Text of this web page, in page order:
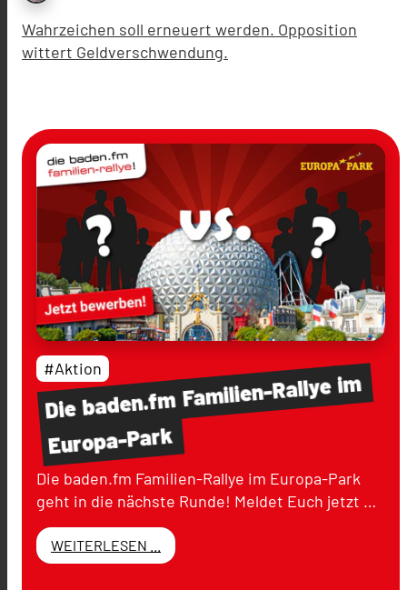
Wahrzeichen soll erneuert werden. Opposition
wittert Geldverschwendung.
Diebaden.fmFamilien-Rallyeim
Europa-Park
#Aktion
Die baden.fm Familien-Rallye im Europa-Park
geht in die nächste Runde! Meldet Euch jetzt …
WEITERLESEN ...